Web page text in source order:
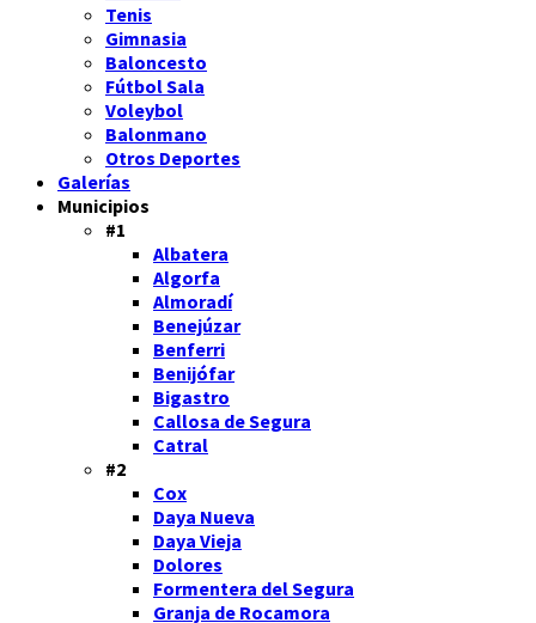
Tenis
Gimnasia
Baloncesto
Fútbol Sala
Voleybol
Balonmano
Otros Deportes
Galerías
Municipios
#1
Albatera
Algorfa
Almoradí
Benejúzar
Benferri
Benijófar
Bigastro
Callosa de Segura
Catral
#2
Cox
Daya Nueva
Daya Vieja
Dolores
Formentera del Segura
Granja de Rocamora